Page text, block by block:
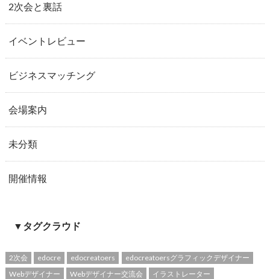
2次会と裏話
イベントレビュー
ビジネスマッチング
会場案内
未分類
開催情報
▼タグクラウド
2次会 edocre edocreatoers
edocreatoersグラフィックデザイナー
Webデザイナー
Webデザイナー交流会
イラストレーター